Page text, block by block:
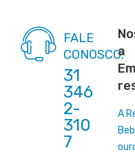
FALE
CONOSCO:
31
346
2-
310
7
a
A